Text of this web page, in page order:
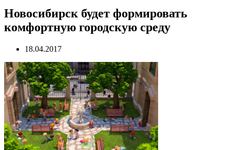
Новосибирск будет формировать
комфортную городскую среду
18.04.2017